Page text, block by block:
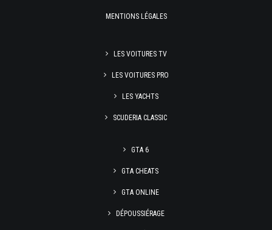
MENTIONS LÉGALES
LES VOITURES TV
LES VOITURES PRO
LES YACHTS
SCUDERIA CLASSIC
GTA 6
GTA CHEATS
GTA ONLINE
DÉPOUSSIÉRAGE